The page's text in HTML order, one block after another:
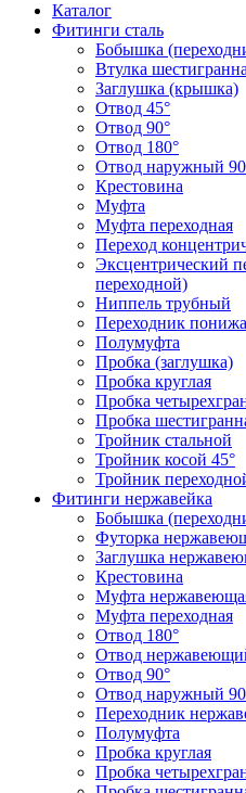
Каталог
Фитинги сталь
Бобышка
Втулка
Заглушка (крышка)
Отвод 45°
Отвод 90°
Отвод 180°
Отвод наружный
Крестовина
Муфта
Муфта переходная
Переход
Эксцентрический
переходной)
Ниппель трубный
Переходник
Полумуфта
Пробка (заглушка)
Пробка круглая
Пробка
Пробка
Тройник стальной
Тройник косой 45°
Тройник
Фитинги нержавейка
Бобышка
Футорка
Заглушка
Крестовина
Муфта
Муфта переходная
Отвод 180°
Отвод
Отвод 90°
Отвод наружный
Переходник
Полумуфта
Пробка круглая
Пробка